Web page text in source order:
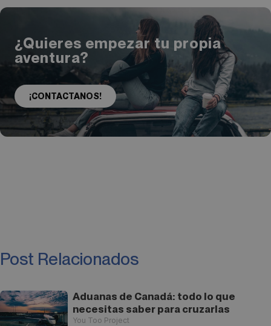
¿Quieres empezar tu propia
aventura?
¡CONTACTANOS!
Post Relacionados
Aduanas de Canadá: todo lo que
necesitas saber para cruzarlas
You Too Project